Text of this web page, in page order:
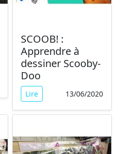
SCOOB! :
Apprendre à
dessiner Scooby-
Doo
Lire 13/06/2020